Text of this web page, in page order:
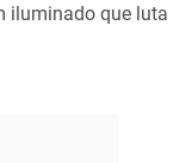
iluminado que luta